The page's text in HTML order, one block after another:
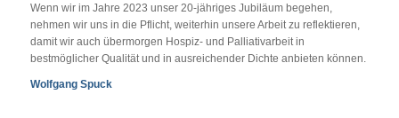
Wenn wir im Jahre 2023 unser 20-jähriges Jubiläum begehen,
nehmen wir uns in die Pflicht, weiterhin unsere Arbeit zu reflektieren,
damit wir auch übermorgen Hospiz- und Palliativarbeit in
bestmöglicher Qualität und in ausreichender Dichte anbieten können.
Wolfgang Spuck